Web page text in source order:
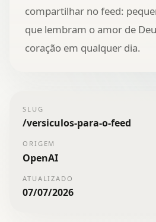
compartilhar no feed:
que lembram o amor de
coração em qualquer dia.
SLUG
/versiculos-para-o-feed
ORIGEM
OpenAI
ATUALIZADO
07/07/2026